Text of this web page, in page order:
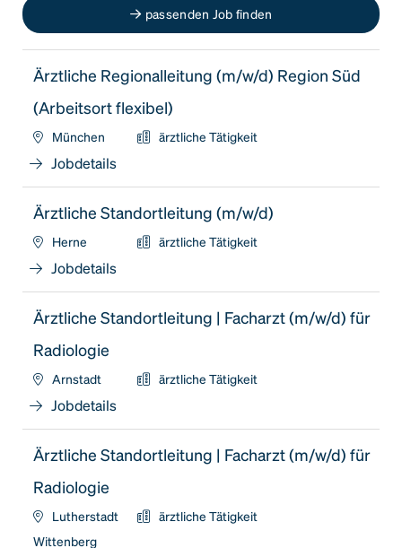
passenden Job finden
Ärztliche Regionalleitung (m/w/d) Region Süd
(Arbeitsort flexibel)
München ärztliche Tätigkeit
Jobdetails
Ärztliche Standortleitung (m/w/d)
Herne ärztliche Tätigkeit
Jobdetails
Ärztliche Standortleitung | Facharzt (m/w/d) für
Radiologie
Arnstadt ärztliche Tätigkeit
Jobdetails
Ärztliche Standortleitung | Facharzt (m/w/d) für
Radiologie
Lutherstadt
Wittenberg
ärztliche Tätigkeit